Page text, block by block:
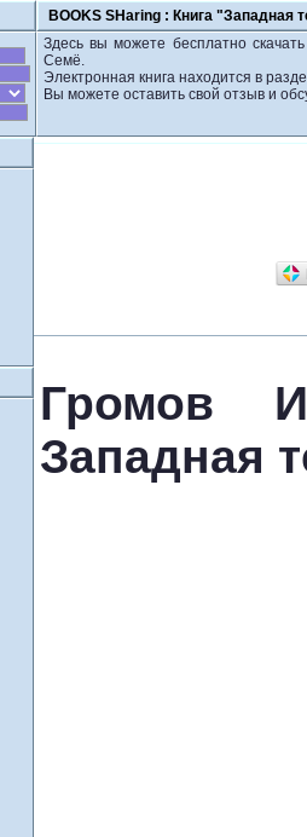
BOOKS SHaring : Книга "Западная
Здесь вы можете бесплатно
Семё.
Электронная книга находится в
Вы можете оставить свой отзыв и
Громов
Западная